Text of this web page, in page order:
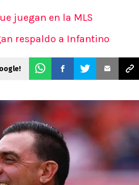
juegan en la MLS
respaldo a Infantino